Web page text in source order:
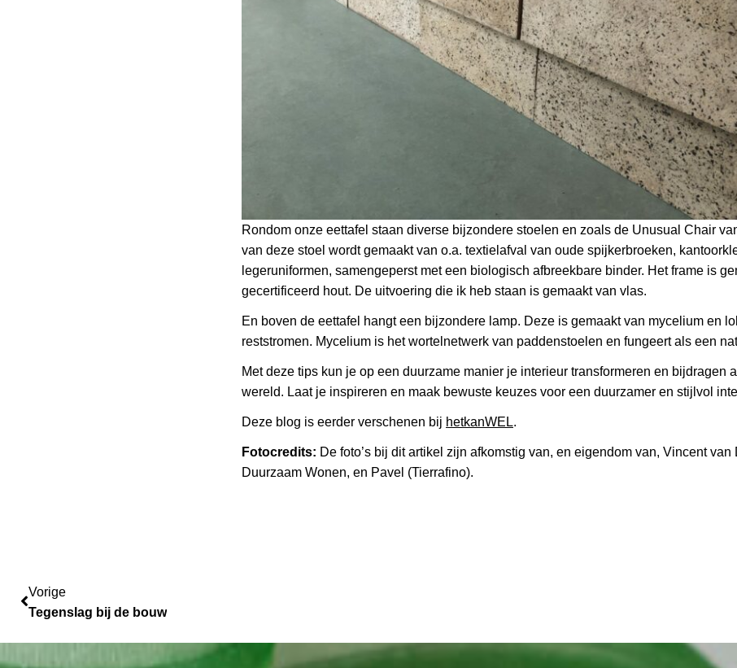
Rondom onze eettafel staan diverse bijzondere stoelen en zoals de Unusual Chair
van deze stoel wordt gemaakt van o.a. textielafval van oude spijkerbroeken,
legeruniformen, samengeperst met een biologisch afbreekbare binder. Het frame is
gecertificeerd hout. De uitvoering die ik heb staan is gemaakt van vlas.
En boven de eettafel hangt een bijzondere lamp. Deze is gemaakt van mycelium en
reststromen. Mycelium is het wortelnetwerk van paddenstoelen en fungeert als een
Met deze tips kun je op een duurzame manier je interieur transformeren en bijdragen
wereld. Laat je inspireren en maak bewuste keuzes voor een duurzamer en stijlvol
Deze blog is eerder verschenen bij hetkanWEL.
Fotocredits: De foto’s bij dit artikel zijn afkomstig van, en eigendom van, Vincent van
Duurzaam Wonen, en Pavel (Tierrafino).
Vorige
Vorige
Tegenslag bij de bouw